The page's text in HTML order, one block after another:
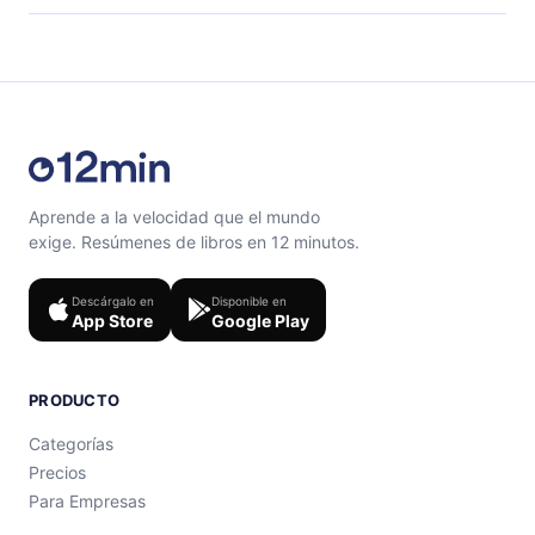
Siéntete libre de contactarnos en support@12min.com.
Aprende a la velocidad que el mundo
exige. Resúmenes de libros en 12 minutos.
Descárgalo en
App Store
Disponible en
Google Play
PRODUCTO
Categorías
Precios
Para Empresas